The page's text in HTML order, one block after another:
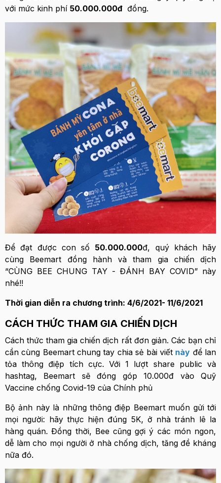
với mức kinh phí 50.000.000đ đồng.
Để đạt được con số 50.000.000đ, quý khách hãy
cùng Beemart đồng hành và tham gia chiến dịch
“CÙNG BEE CHUNG TAY - ĐÁNH BAY COVID” này
nhé!!
Thời gian diễn ra chương trình: 4/6/2021- 11/6/2021
CÁCH THỨC THAM GIA CHIẾN DỊCH
Cách thức tham gia chiến dịch rất đơn giản. Các bạn chỉ
cần cùng Beemart chung tay chia sẻ bài viết này để lan
tỏa thông điệp tích cực. Với 1 lượt share public và
hashtag, Beemart sẽ đóng góp 10.000đ vào Quỹ
Vaccine chống Covid-19 của Chính phủ
Bộ ảnh này là những thông điệp Beemart muốn gửi tới
mọi người: hãy thực hiện đúng 5K, ở nhà tránh lê la
hàng quán. Đồng thời, Bee cũng gợi ý các món ngon,
dễ làm cho mọi người ở nhà chống dịch, tăng đề kháng
nữa đó.